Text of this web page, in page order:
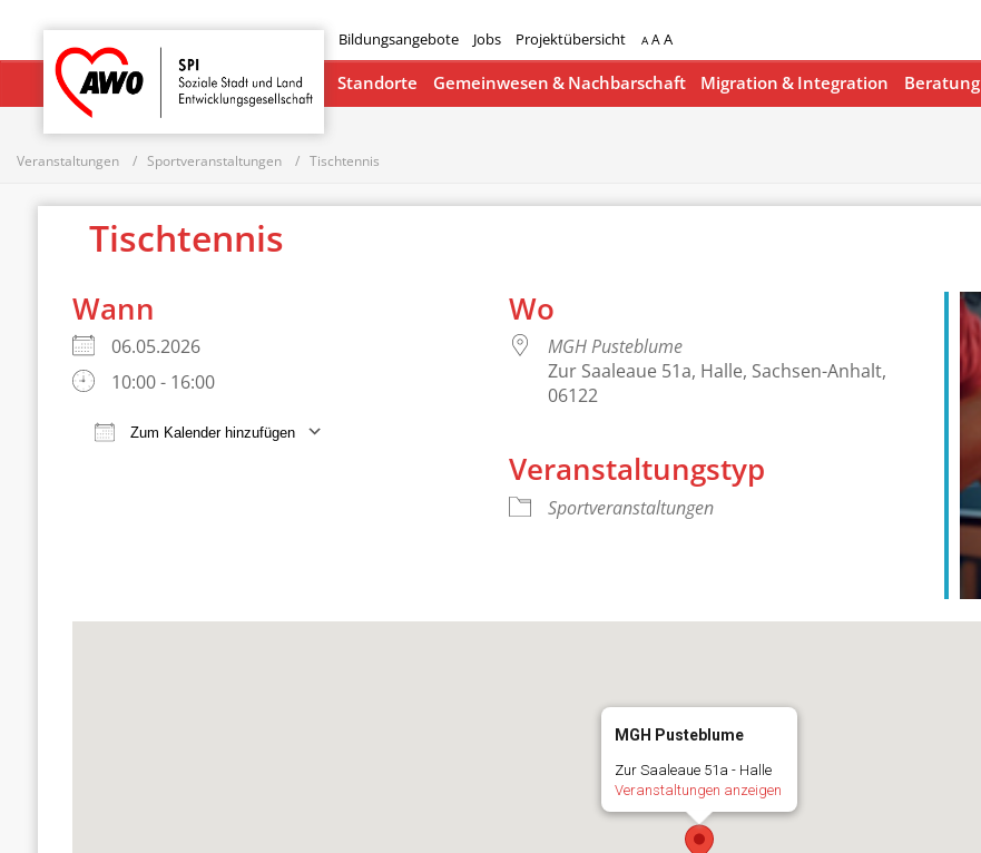
Bildungsangebote Jobs Projektübersicht A AA
Startseite
Standorte Gemeinwesen & Nachbarschaft Migration & Integration Beratung
Veranstaltungen Sportveranstaltungen Tischtennis
Tischtennis
Wann
06.05.2026
10:00 - 16:00
Zum Kalender hinzufügen
Google Kalender iCalendar
Wo
MGH Pusteblume
Zur Saaleaue 51a, Halle, Sachsen-Anhalt,
06122
Veranstaltungstyp
Sportveranstaltungen
MGH Pusteblume
Zur Saaleaue 51a - Halle
Veranstaltungen anzeigen